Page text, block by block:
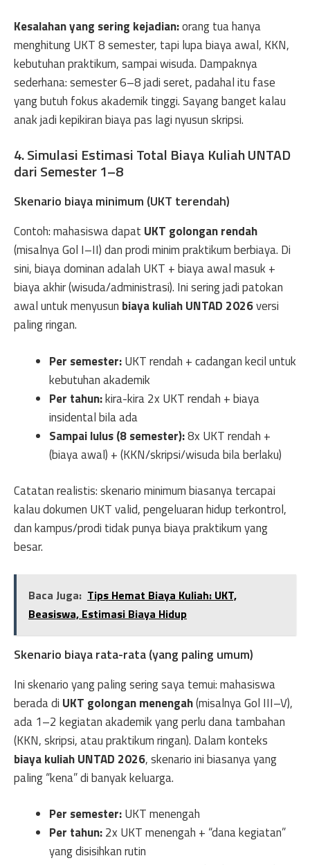
Kesalahan yang sering kejadian:orang tua hanya
menghitung UKT 8 semester, tapi lupa biaya awal, KKN,
kebutuhan praktikum, sampai wisuda. Dampaknya
sederhana: semester 6–8 jadi seret, padahal itu fase
yang butuh fokus akademik tinggi. Sayang banget kalau
anak jadi kepikiran biaya pas lagi nyusun skripsi.
4. Simulasi Estimasi Total Biaya Kuliah UNTAD
dari Semester 1–8
Skenario biaya minimum (UKT terendah)
Contoh: mahasiswa dapat UKT golongan rendah
(misalnya Gol I–II) dan prodi minim praktikum berbiaya. Di
sini, biaya dominan adalah UKT + biaya awal masuk +
biaya akhir (wisuda/administrasi). Ini sering jadi patokan
awal untuk menyusun biaya kuliah UNTAD 2026versi
paling ringan.
Per semester:UKT rendah + cadangan kecil untuk
kebutuhan akademik
Per tahun:kira-kira 2x UKT rendah + biaya
insidental bila ada
Sampai lulus (8 semester):8x UKT rendah +
(biaya awal) + (KKN/skripsi/wisuda bila berlaku)
Catatan realistis: skenario minimum biasanya tercapai
kalau dokumen UKT valid, pengeluaran hidup terkontrol,
dan kampus/prodi tidak punya biaya praktikum yang
besar.
Baca Juga: Tips Hemat Biaya Kuliah: UKT,
Beasiswa, Estimasi Biaya Hidup
Skenario biaya rata-rata (yang paling umum)
Ini skenario yang paling sering saya temui: mahasiswa
berada di UKT golongan menengah(misalnya Gol III–V),
ada 1–2 kegiatan akademik yang perlu dana tambahan
(KKN, skripsi, atau praktikum ringan). Dalam konteks
biaya kuliah UNTAD 2026, skenario ini biasanya yang
paling “kena” di banyak keluarga.
Per semester:UKT menengah
Per tahun:2x UKT menengah + “dana kegiatan”
yang disisihkan rutin